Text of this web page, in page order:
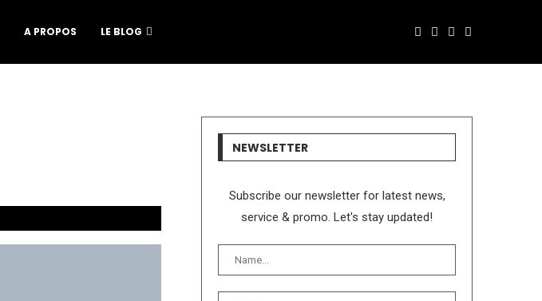
A PROPOS LE BLOG
NEWSLETTER
Subscribe our newsletter for latest news,
service & promo. Let's stay updated!